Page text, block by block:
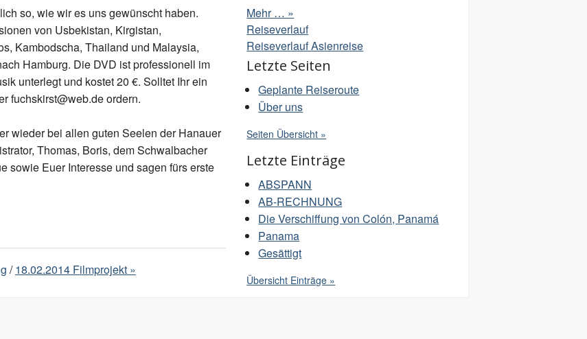
so, wie wir es uns gewünscht haben.
von Usbekistan, Kirgistan,
Kambodscha, Thailand und Malaysia,
Hamburg. Die DVD ist professionell im
unterlegt und kostet 20 €. Solltet Ihr ein
fuchskirst@web.de ordern.
wieder bei allen guten Seelen der Hanauer
Thomas, Boris, dem Schwalbacher
sowie Euer Interesse und sagen fürs erste
/18.02.2014 Filmprojekt »
Mehr … »
Reiseverlauf
Reiseverlauf Asienreise
Letzte Seiten
Geplante Reiseroute
Über uns
Seiten Übersicht »
Letzte Einträge
ABSPANN
AB-RECHNUNG
Die Verschiffung von Colón, Panamá
Panama
Gesättigt
Übersicht Einträge »